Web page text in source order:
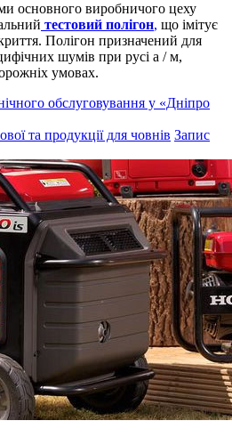
основного виробничого цеху
тестовий полігон, що імітує
Полігон призначений для
шумів при русі а / м,
умовах.
обслуговування у «Дніпро
та продукції для човнів Запис